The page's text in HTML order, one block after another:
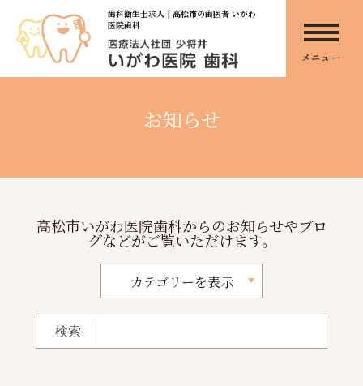
歯科衛生士求人 | 高松市の歯医者 いがわ
医院歯科
メニュー
お知らせ
高松市いがわ医院歯科からのお知らせやブロ
グなどがご覧いただけます。
カテゴリーを表示